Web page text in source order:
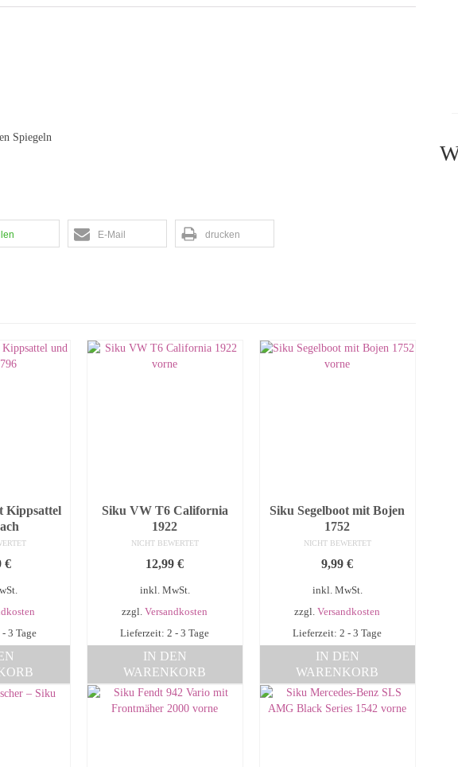
Spiegeln
E-Mail drucken
Kippsattel
€
3 Tage
Siku VW T6 California
1922
NICHT BEWERTET
12,99€
inkl. MwSt.
zzgl.Versandkosten
Lieferzeit: 2 - 3 Tage
IN DEN
WARENKORB
Siku Segelboot mit Bojen
1752
NICHT BEWERTET
9,99€
inkl. MwSt.
zzgl.Versandkosten
Lieferzeit: 2 - 3 Tage
IN DEN
WARENKORB